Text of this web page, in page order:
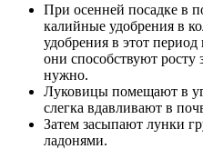
При осенней посадке в
калийные удобрения в
удобрения в этот
они способствуют росту
нужно.
Луковицы помещают в
слегка вдавливают в
Затем засыпают лунки
ладонями.